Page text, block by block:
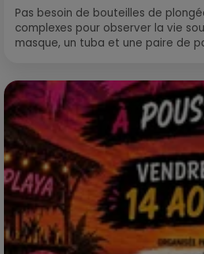
Pas besoin de bouteilles de
complexes pour observer la vie
masque, un tuba et une paire de